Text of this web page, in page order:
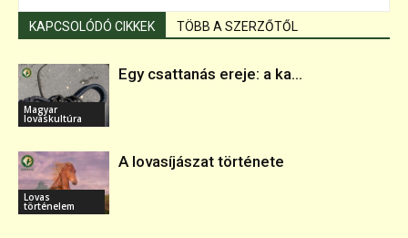
KAPCSOLÓDÓ CIKKEK TÖBB A SZERZŐTŐL
Magyar
lovaskultúra
Egy csattanás ereje: a ka...
Lovas
történelem
A lovasíjászat története